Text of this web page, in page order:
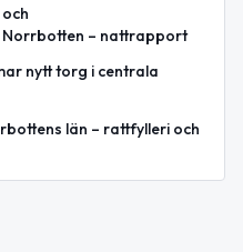
Norrbotten – nattrapport
nytt torg i centrala
län – rattfylleri och